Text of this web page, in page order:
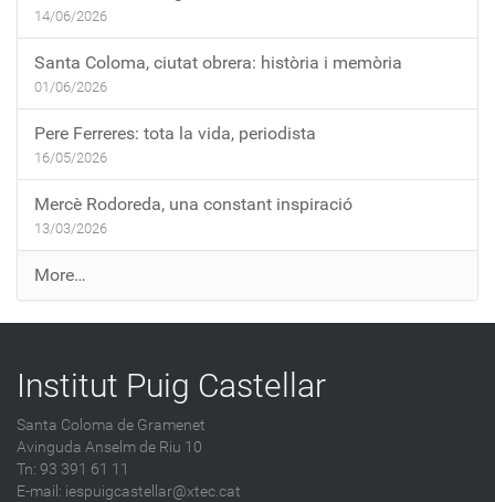
14/06/2026
Santa Coloma, ciutat obrera: història i memòria
01/06/2026
Pere Ferreres: tota la vida, periodista
16/05/2026
Mercè Rodoreda, una constant inspiració
13/03/2026
E
n
t
a
e
s
a
More…
Institut Puig Castellar
Santa Coloma de Gramenet
Avinguda Anselm de Riu 10
Tn: 93 391 61 11
E-mail: iespuigcastellar@xtec.cat